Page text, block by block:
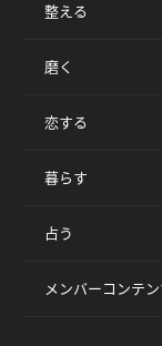
整える
磨く
恋する
暮らす
占う
メンバーコンテ